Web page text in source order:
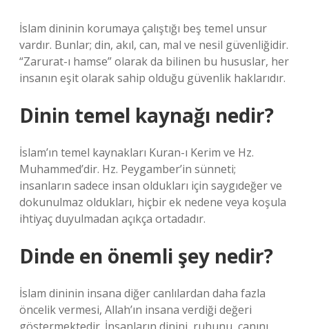
İslam dininin korumaya çalıştığı beş temel unsur
vardır. Bunlar; din, akıl, can, mal ve nesil güvenliğidir.
“Zarurat-ı hamse” olarak da bilinen bu hususlar, her
insanın eşit olarak sahip olduğu güvenlik haklarıdır.
Dinin temel kaynağı nedir?
İslam’ın temel kaynakları Kuran-ı Kerim ve Hz.
Muhammed’dir. Hz. Peygamber’in sünneti;
insanların sadece insan oldukları için saygıdeğer ve
dokunulmaz oldukları, hiçbir ek nedene veya koşula
ihtiyaç duyulmadan açıkça ortadadır.
Dinde en önemli şey nedir?
İslam dininin insana diğer canlılardan daha fazla
öncelik vermesi, Allah’ın insana verdiği değeri